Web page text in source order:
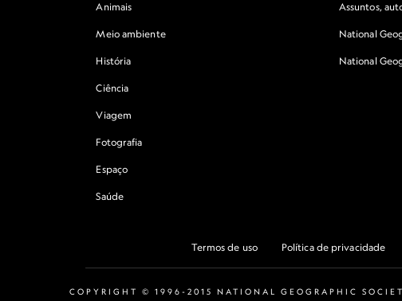
Animais
Meio ambiente
História
Ciência
Viagem
Fotografia
Espaço
Saúde
Assuntos,
National
National
Termos de uso Política de privacidade
COPYRIGHT © 1996-2015 NATIONAL GEOGRAPHIC